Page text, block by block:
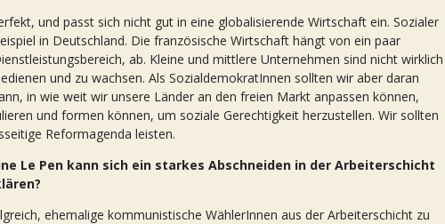
und passt sich nicht gut in eine globalisierende Wirtschaft ein. Sozialer
in Deutschland. Die französische Wirtschaft hängt von ein paar
ab. Kleine und mittlere Unternehmen sind nicht wirklich
und zu wachsen. Als SozialdemokratInnen sollten wir aber daran
in wie weit wir unsere Länder an den freien Markt anpassen können,
und formen können, um soziale Gerechtigkeit herzustellen. Wir sollten
Reformagenda leisten.
Le Pen kann sich ein starkes Abschneiden in der Arbeiterschicht
ehemalige kommunistische WählerInnen aus der Arbeiterschicht zu